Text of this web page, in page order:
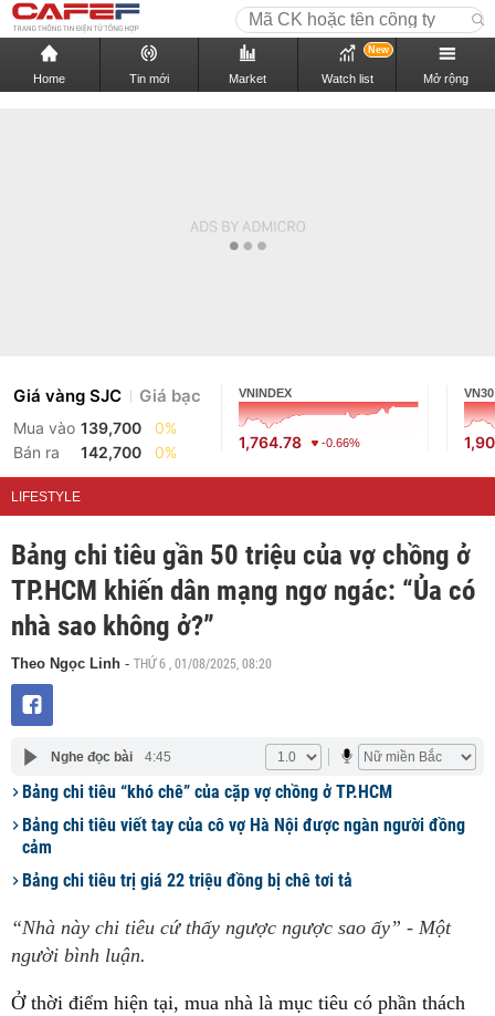
Home Tin mới Market Watch list
New
Mở rộng
Giá vàng SJC Giá bạc
Mua vào 139,700
0%
Bán ra
142,700 0%
VNINDEX
1,764.78 -0.66%
VN30
LIFESTYLE
Bảng chi tiêu gần 50 triệu của vợ chồng ở
TP.HCM khiến dân mạng ngơ ngác: “Ủa có
nhà sao không ở?”
Theo Ngọc Linh - THỨ 6 , 01/08/2025, 08:20
Nghe đọc bài 4:45
Bảng chi tiêu “khó chê” của cặp vợ chồng ở TP.HCM
Bảng chi tiêu viết tay của cô vợ Hà Nội được ngàn người đồng
cảm
Bảng chi tiêu trị giá 22 triệu đồng bị chê tơi tả
“Nhà này chi tiêu cứ thấy ngược ngược sao ấy” - Một
người bình luận.
Ở thời điểm hiện tại, mua nhà là mục tiêu có phần thách